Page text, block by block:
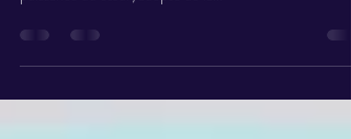
LE BRENN Exploratrice de la conscience et de la
puissance du cœur, adepte de la...